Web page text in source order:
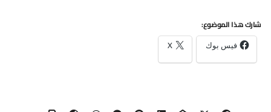
شارك هذا الموضوع:
فيس بوك X